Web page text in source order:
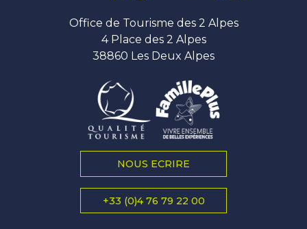
Office de Tourisme des 2 Alpes
4 Place des 2 Alpes
38860 Les Deux Alpes
NOUS ECRIRE
+33 (0)4 76 79 22 00